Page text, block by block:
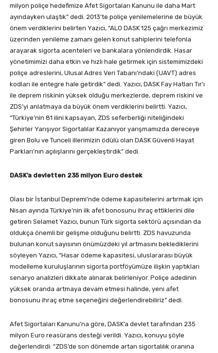
milyon poliçe hedefimize Afet Sigortaları Kanunu ile daha Mart
ayındayken ulaştık” dedi. 2013’te poliçe yenilemelerine de büyük
önem verdiklerini belirten Yazıcı, “ALO DASK 125 çağrı merkezimiz
üzerinden yenileme zamanı gelen konut sahiplerini telefonla
arayarak sigorta acenteleri ve bankalara yönlendirdik. Hasar
yönetimimizi daha etkin ve hızlı hale getirmek için sistemimizdeki
poliçe adreslerini, Ulusal Adres Veri Tabanı’ndaki (UAVT) adres
kodları ile entegre hale getirdik” dedi. Yazıcı, DASK Fay Hatları Tır’ı
ile deprem riskinin yüksek olduğu merkezlerde, deprem riskini ve
ZDS’yi anlatmaya da büyük önem verdiklerini belirtti. Yazıcı,
“Türkiye’nin 81 ilini kapsayan, ZDS seferberliği niteliğindeki
Şehirler Yarışıyor Sigortalılar Kazanıyor yarışmamızda dereceye
giren Bolu ve Tunceli illerimizin ödülü olan DASK Güvenli Hayat
Parkları’nın açılışlarını gerçekleştirdik” dedi.
DASK’a devletten 235 milyon Euro destek
Olası bir İstanbul Depremi’nde ödeme kapasitelerini artırmak için
Nisan ayında Türkiye’nin ilk afet bonosunu ihraç ettiklerini dile
getiren Selamet Yazıcı, bunun Türk sigorta sektörü açısından da
oldukça önemli bir gelişme olduğunu belirtti. ZDS havuzunda
bulunan konut sayısının önümüzdeki yıl artmasını beklediklerini
söyleyen Yazıcı, “Hasar ödeme kapasitesi, uluslararası büyük
modelleme kuruluşlarının sigorta portföyümüze ilişkin yaptıkları
senaryo analizleri dikkate alınarak belirleniyor. Poliçe adedinin
yüksek oranda artmaya devam etmesi halinde, yeni afet
bonosunu ihraç etme seçeneğini değerlendirebiliriz” dedi.
Afet Sigortaları Kanunu’na göre, DASK’a devlet tarafından 235
milyon Euro reasürans desteği verildi. Yazıcı, konuyu şöyle
değerlendirdi: “ZDS’de son dönemde artan sigortalılık oranına